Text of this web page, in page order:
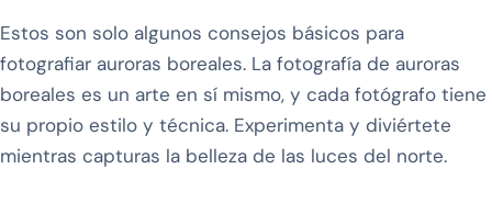
Estos son solo algunos consejos básicos para
fotografiar auroras boreales. La fotografía de auroras
boreales es un arte en sí mismo, y cada fotógrafo tiene
su propio estilo y técnica. Experimenta y diviértete
mientras capturas la belleza de las luces del norte.